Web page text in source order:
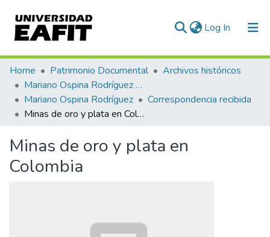
Log In (current)
Communities & Collections
All of DSpace
Statistics
Home Patrimonio Documental
Archivos históricos
Mariano Ospina Rodríguez (1826 -1912)
Mariano Ospina Rodríguez
Correspondencia recibida
Minas de oro y plata en Colombia
Minas de oro y plata en
Colombia